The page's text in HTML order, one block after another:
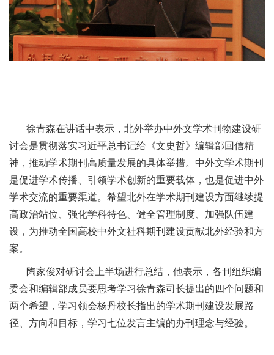
徐青森在讲话中表示，北外举办中外文学术刊物建设研
讨会是贯彻落实习近平总书记给《文史哲》编辑部回信精
神，推动学术期刊高质量发展的具体举措。中外文学术期刊
是促进学术传播、引领学术创新的重要载体，也是促进中外
学术交流的重要渠道。希望北外在学术期刊建设方面继续提
高政治站位、强化学科特色、健全管理制度、加强队伍建
设，为推动全国高校中外文社科期刊建设贡献北外经验和方
案。
陶家俊对研讨会上半场进行总结，他表示，各刊组织编
委会和编辑部成员要思考学习徐青森司长提出的四个问题和
两个希望，学习领会杨丹校长指出的学术期刊建设发展路
径、方向和目标，学习七位发言主编的办刊理念与经验。